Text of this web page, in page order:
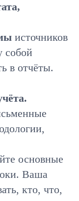
источников
собой
в отчёты.
основные
Ваша
кто, что,